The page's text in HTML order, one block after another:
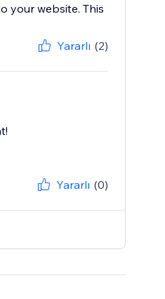
your website. This
Yararlı (2)
Yararlı (0)